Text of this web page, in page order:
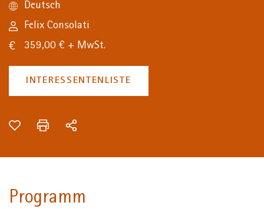
Deutsch
Felix Consolati
359,00 € + MwSt.
INTERESSENTENLISTE
Programm